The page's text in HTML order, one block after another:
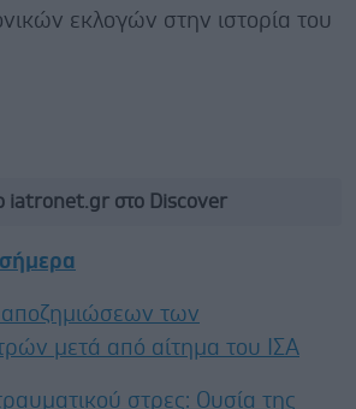
εκλογών στην ιστορία του
iatronet.gr στο Discover
σήμερα
των
μετά από αίτημα του ΙΣΑ
στρες: Ουσία της